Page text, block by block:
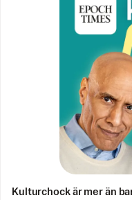
Kulturchock är mer än